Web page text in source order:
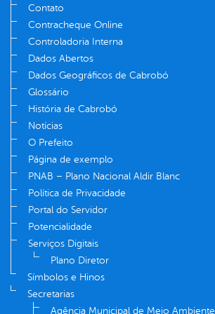
Contato
Contracheque Online
Controladoria Interna
Dados Abertos
Dados Geográficos de Cabrobó
Glossário
História de Cabrobó
Notícias
O Prefeito
Página de exemplo
PNAB – Plano Nacional Aldir Blanc
Política de Privacidade
Portal do Servidor
Potencialidade
Serviços Digitais
Plano Diretor
Símbolos e Hinos
Secretarias
Agência Municipal de Meio Ambiente